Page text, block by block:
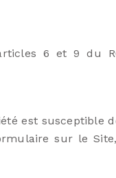
6 et 9 du
est susceptible
sur le